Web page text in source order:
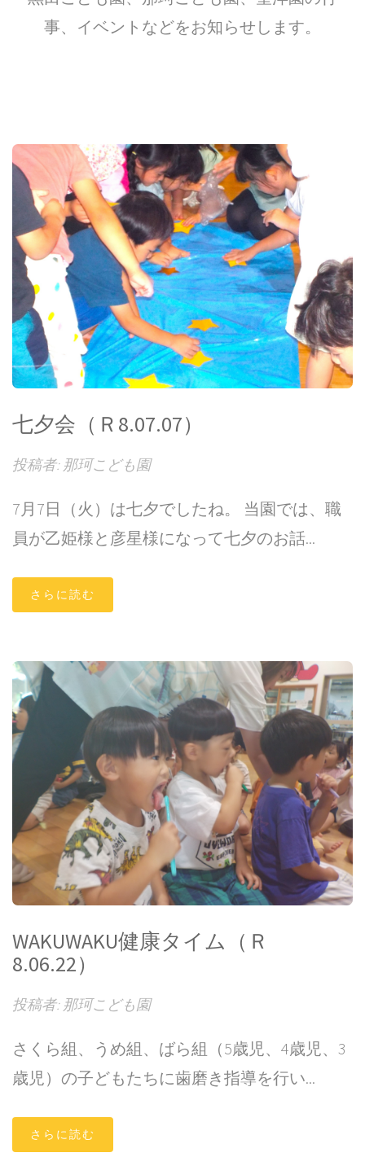
事、イベントなどをお知らせします。
七夕会（Ｒ8.07.07）
投稿者: 那珂こども園
7月7日（火）は七夕でしたね。 当園では、職
員が乙姫様と彦星様になって七夕のお話...
さらに読む
WAKUWAKU健康タイム（Ｒ
8.06.22）
投稿者: 那珂こども園
さくら組、うめ組、ばら組（5歳児、4歳児、3
歳児）の子どもたちに歯磨き指導を行い...
さらに読む